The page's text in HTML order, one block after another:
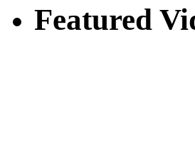
Featured